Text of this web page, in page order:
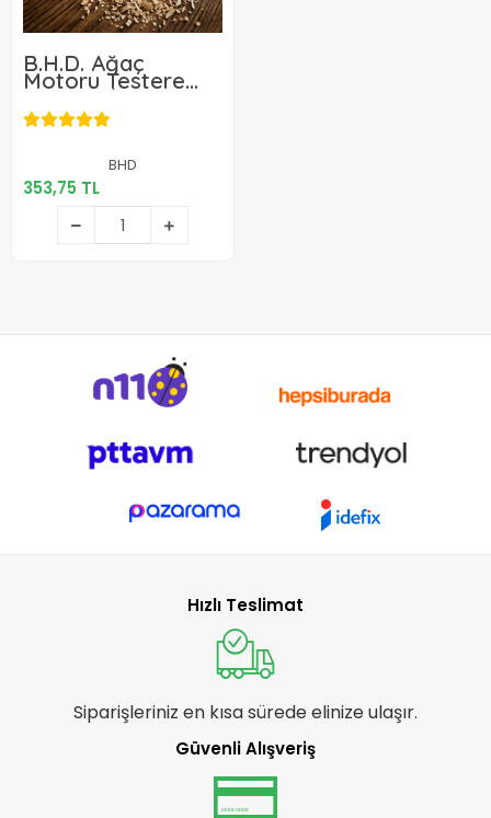
B.H.D. Ağaç
Motoru Testere
Zinciri 3/25 36 Diş
BHD
353,75 TL
353,75 TL
Sepete Ekle
Hızlı Teslimat
Siparişleriniz en kısa sürede elinize ulaşır.
Güvenli Alışveriş